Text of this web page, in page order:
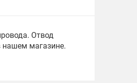
Отвод
нашем магазине.